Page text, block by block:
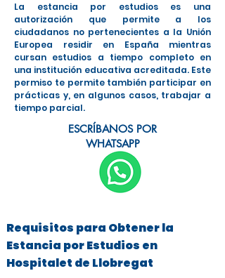
La estancia por estudios es una
autorización que permite a los
ciudadanos no pertenecientes a la Unión
Europea residir en España mientras
cursan estudios a tiempo completo en
una institución educativa acreditada. Este
permiso te permite también participar en
prácticas y, en algunos casos, trabajar a
tiempo parcial.
ESCRÍBANOS POR
WHATSAPP
Requisitos para Obtener la
Estancia por Estudios en
Hospitalet de Llobregat